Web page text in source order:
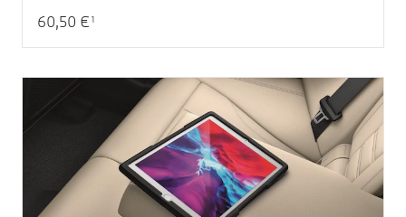
Aktueller Preis: 60,50 €
60,50 € 1